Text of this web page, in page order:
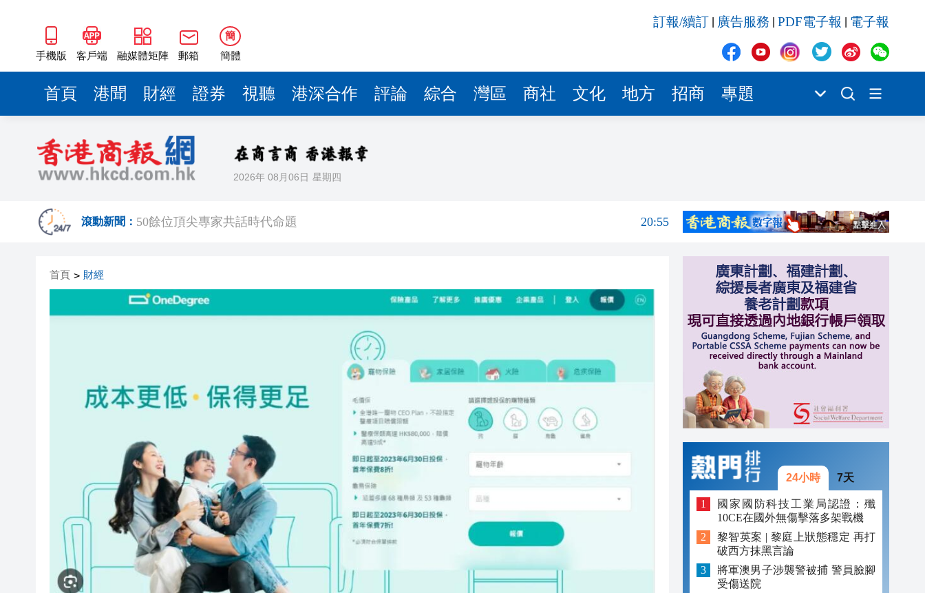
手機版 客戶端 融媒體矩陣 郵箱
簡
簡體
訂報/續訂 廣告服務 PDF電子報 電子報
首頁 港聞 財經 證券 視聽 港深合作 評論 綜合 灣區 商社 文化 地方 招商 專題
2026年 08月06日 星期四
滾動新聞：
海南澄邁文儒煥新升級 五組數據見證文儒沉香從傳統邁向現代
20:42
梁振英率港區全國政協委員考察團來瓊考察
2025年海南儋州以舊換新帶動消費約18億元
20:41
瀋陽鐵西校園閱讀活動解鎖閱讀新玩法
黎智英案｜吳良好：依法公正處理黎智英求情 罪證如山豈能妄想輕判
50餘位頂尖專家共話時代命題
20:55
2025年海南儋州以舊換新帶動消費約18億元
20:41
山東26戶省屬國企去年合計營收2.58萬億 利潤總額近936億
黎智英案｜吳良好：依法公正處理黎智英求情 罪證如山豈能妄想輕判
騰出更多時間專注做好宏福苑火災獨立委員會工作 李家超暫停3項公職委任
50餘位頂尖專家共話時代命題
海南澄邁文儒煥新升級 五組數據見證文儒沉香從傳統邁向現代
梁振英率港區全國政協委員考察團來瓊考察
2025年海南儋州以舊換新帶動消費約18億元
山東26戶省屬國企去年合計營收2.58萬億 利潤總額近936億
瀋陽鐵西校園閱讀活動解鎖閱讀新玩法
首頁 > 財經
24小時 7天
國家國防科技工業局認證：殲
10CE在國外無傷擊落多架戰機
黎智英案 | 黎庭上狀態穩定 再打
破西方抹黑言論
將軍澳男子涉襲警被捕 警員臉腳
受傷送院